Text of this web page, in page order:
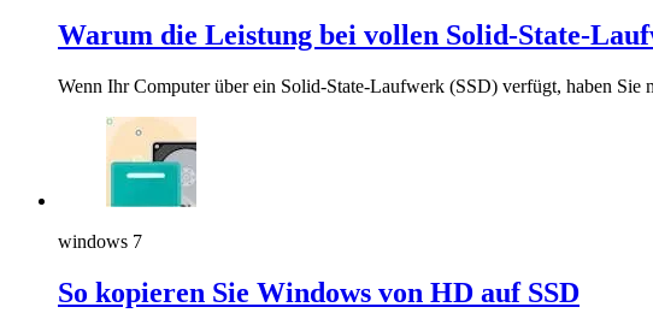
Warum die Leistung bei vollen Solid-State-
Wenn Ihr Computer über ein Solid-State-Laufwerk (SSD) verfügt, haben Sie
windows 7
So kopieren Sie Windows von HD auf SSD